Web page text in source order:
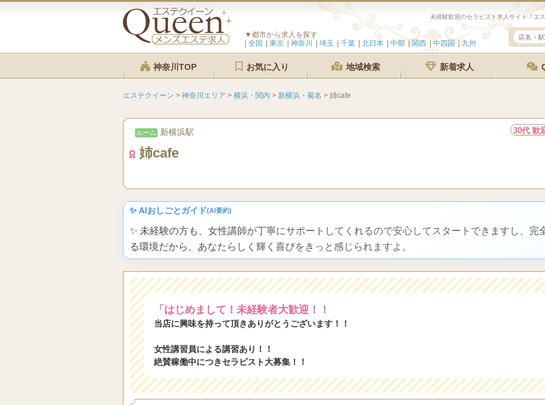
未経験歓迎のセラピスト求人サイト「エ
▼都市から求人を探す
全国
東京 神奈川 埼玉 千葉 北日本 中部 関西 中四国 九州
神奈川TOP お気に入り 地域検索 新着求人
エステクイーン > 神奈川エリア > 横浜・関内 > 新横浜・菊名 > 姉cafe
ルーム 新横浜駅 30代 歓
姉cafe
✨ AIおしごとガイド(AI要約)
✨ 未経験の方も、女性講師が丁寧にサポートしてくれるので安心してスタートできますし、完
る環境だから、あなたらしく輝く喜びをきっと感じられますよ。
「はじめまして！未経験者大歓迎！！
当店に興味を持って頂きありがとうございます！！
女性講習員による講習あり！！
絶賛稼働中につきセラピスト大募集！！